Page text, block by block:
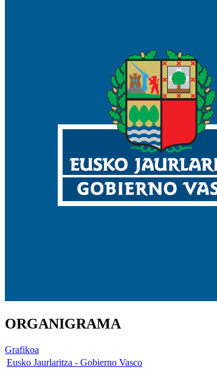
ORGANIGRAMA
Grafikoa
Eusko Jaurlaritza - Gobierno Vasco